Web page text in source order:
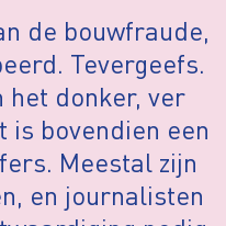
de bouwfraude,
Tevergeefs.
het donker, ver
is bovendien een
Meestal zijn
en journalisten